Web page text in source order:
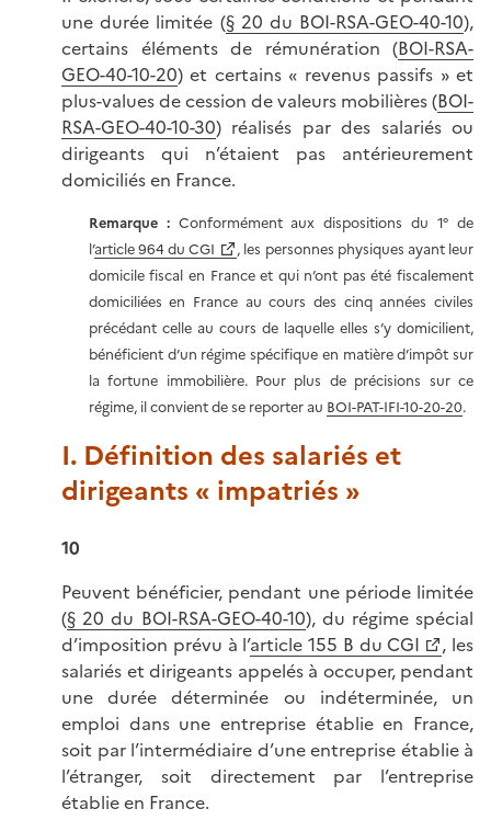
une durée limitée (§ 20 du BOI-RSA-GEO-40-10),
certains éléments de rémunération (BOI-RSA-
GEO-40-10-20) et certains « revenus passifs » et
plus-values de cession de valeurs mobilières (BOI-
RSA-GEO-40-10-30) réalisés par des salariés ou
dirigeants qui n’étaient pas antérieurement
domiciliés en France.
Remarque :Conformément aux dispositions du 1° de
l’article 964 du CGI
, les personnes physiques ayant leur
domicile fiscal en France et qui n’ont pas été fiscalement
domiciliées en France au cours des cinq années civiles
précédant celle au cours de laquelle elles s’y domicilient,
bénéficient d’un régime spécifique en matière d’impôt sur
la fortune immobilière. Pour plus de précisions sur ce
régime, il convient de se reporter au BOI-PAT-IFI-10-20-20.
I. Définition des salariés et
dirigeants « impatriés »
10
Peuvent bénéficier, pendant une période limitée
(§ 20 du BOI-RSA-GEO-40-10), du régime spécial
d’imposition prévu à l’article 155 B du CGI
, les
salariés et dirigeants appelés à occuper, pendant
une durée déterminée ou indéterminée, un
emploi dans une entreprise établie en France,
soit par l’intermédiaire d’une entreprise établie à
l’étranger, soit directement par l’entreprise
établie en France.